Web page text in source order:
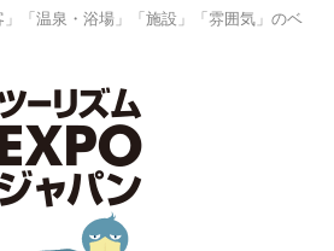
」「温泉・浴場」「施設」「雰囲気」のベ